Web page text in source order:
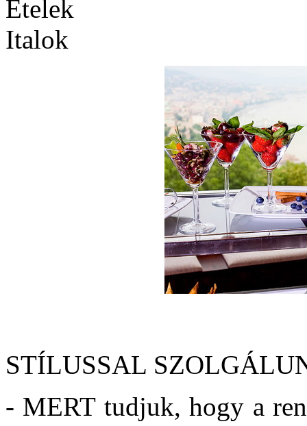
STÍLUSSAL
- MERT tudjuk, hogy a